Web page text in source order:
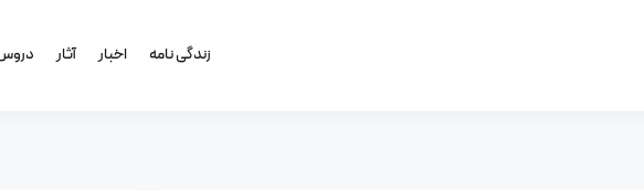
زندگى نامه اخبار آثار